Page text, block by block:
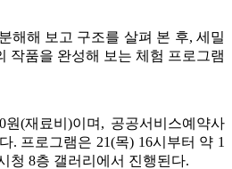
해해 보고 구조를 살펴 본 후, 세밀
작품을 완성해 보는 체험 프로그램
원(재료비)이며, 공공서비스예약사
. 프로그램은 21(목) 16시부터 약 1
청 8층 갤러리에서 진행된다.